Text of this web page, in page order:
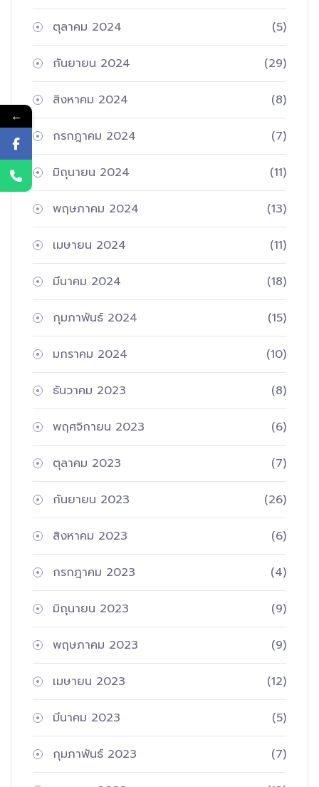
ตุลาคม 2024 (5)
กันยายน 2024 (29)
สิงหาคม 2024 (8)
กรกฎาคม 2024 (7)
มิถุนายน 2024 (11)
พฤษภาคม 2024 (13)
เมษายน 2024 (11)
มีนาคม 2024 (18)
กุมภาพันธ์ 2024 (15)
มกราคม 2024 (10)
ธันวาคม 2023 (8)
พฤศจิกายน 2023 (6)
ตุลาคม 2023 (7)
กันยายน 2023 (26)
สิงหาคม 2023 (6)
กรกฎาคม 2023 (4)
มิถุนายน 2023 (9)
พฤษภาคม 2023 (9)
เมษายน 2023 (12)
มีนาคม 2023 (5)
กุมภาพันธ์ 2023 (7)
←